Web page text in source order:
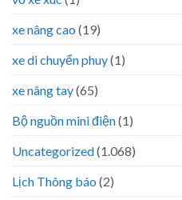
xe nâng cao (19)
xe di chuyển phuy(1)
xe nâng tay(65)
Bộ nguồn mini điện(1)
Uncategorized(1.068)
Lịch Thông báo (2)